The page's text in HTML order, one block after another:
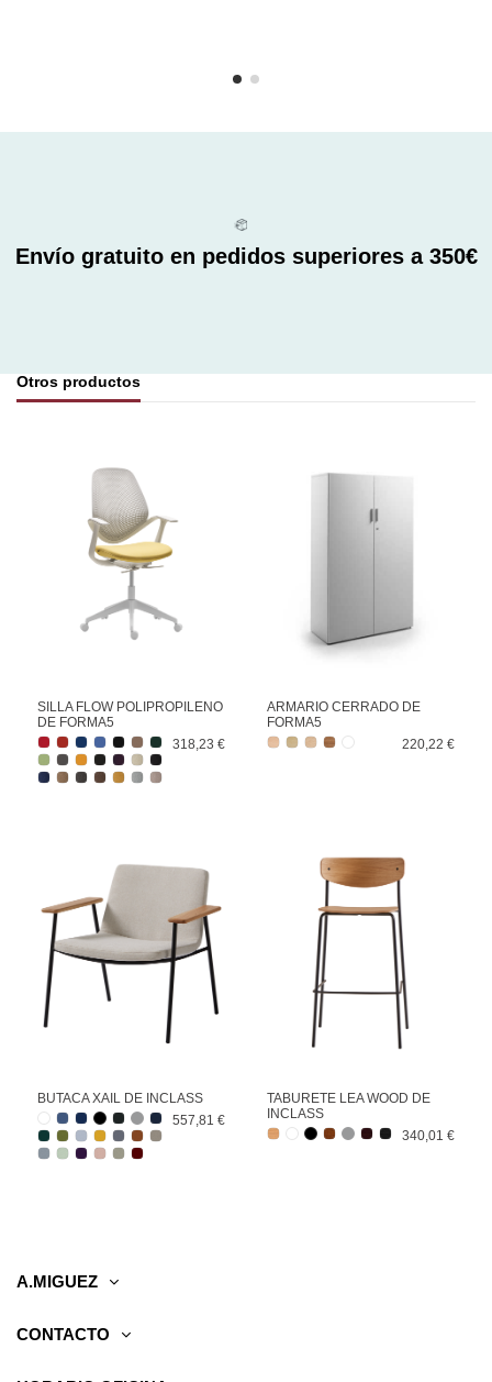
Envío gratuito en pedidos superiores a 350€
Otros productos
SILLA FLOW POLIPROPILENO
DE FORMA5
318,23 €
ARMARIO CERRADO DE
FORMA5
220,22 €
BUTACA XAIL DE INCLASS
557,81 €
TABURETE LEA WOOD DE
INCLASS
340,01 €
A.MIGUEZ
CONTACTO